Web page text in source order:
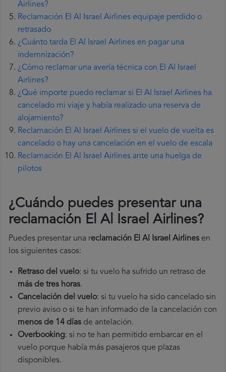
Airlines?
Reclamación El Al Israel Airlines equipaje perdido o
retrasado
¿Cuánto tarda El Al Israel Airlines en pagar una
indemnización?
¿Cómo reclamar una avería técnica con El Al Israel
Airlines?
¿Qué importe puedo reclamar si El Al Israel Airlines ha
cancelado mi viaje y había realizado una reserva de
alojamiento?
Reclamación El Al Israel Airlines si el vuelo de vuelta es
cancelado o hay una cancelación en el vuelo de escala
Reclamación El Al Israel Airlines ante una huelga de
pilotos
¿Cuándo puedes presentar una
reclamación El Al Israel Airlines?
Puedes presentar una reclamación El Al Israel Airlines en
los siguientes casos:
Retraso del vuelo: si tu vuelo ha sufrido un retraso de
más de tres horas.
Cancelación del vuelo: si tu vuelo ha sido cancelado sin
previo aviso o si te han informado de la cancelación con
menos de 14 días de antelación.
Overbooking: si no te han permitido embarcar en el
vuelo porque había más pasajeros que plazas
disponibles.